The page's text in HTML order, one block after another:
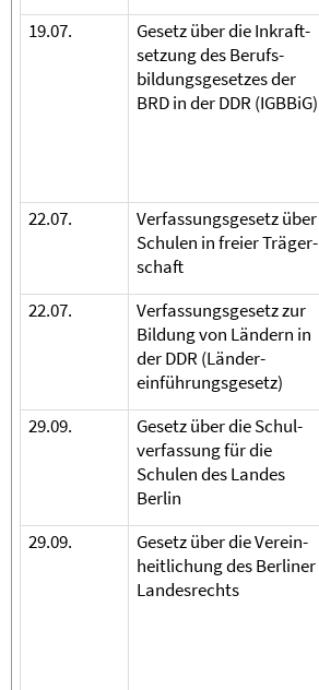
19.07.
Gesetz über die Inkraft-
setzung des Berufs-
bildungsgesetzes der
BRD in der DDR (IGBBiG)
22.07.
Verfassungsgesetz über
Schulen in freier Träger-
schaft
22.07.
Verfassungsgesetz zur
Bildung von Ländern in
der DDR (Länder­
einführungsgesetz)
29.09.
Gesetz über die Schul-
verfassung für die
Schulen des Landes
Berlin
29.09.
Gesetz über die Verein-
heitlichung des Berliner
Landesrechts